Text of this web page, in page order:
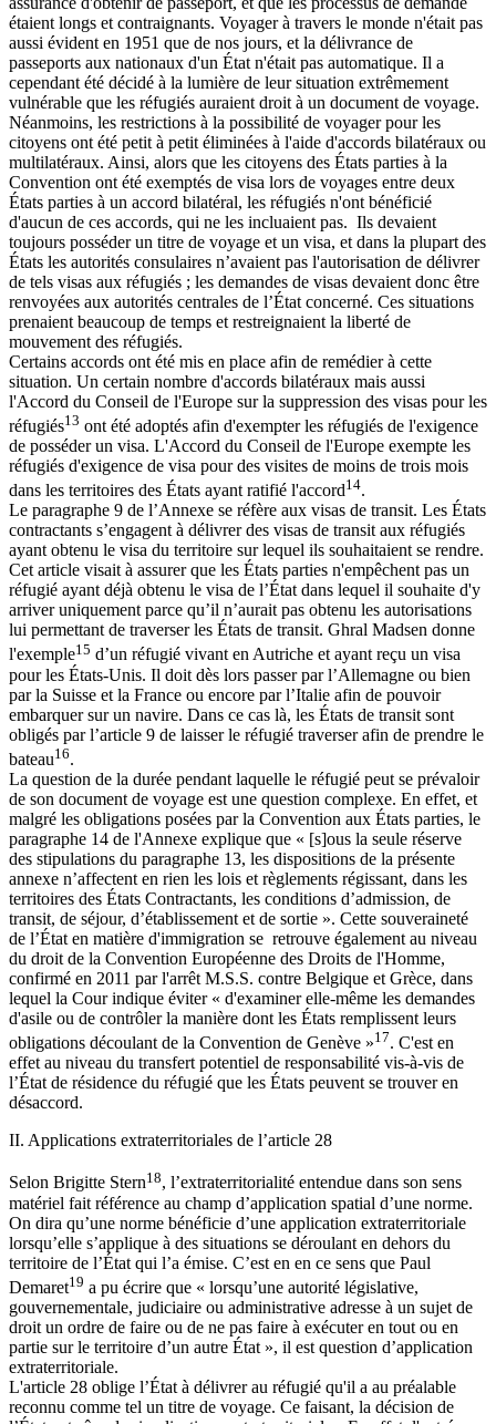
étaient longs et contraignants. Voyager à travers le monde n'était pas
aussi évident en 1951 que de nos jours, et la délivrance de
passeports aux nationaux d'un État n'était pas automatique. Il a
cependant été décidé à la lumière de leur situation extrêmement
vulnérable que les réfugiés auraient droit à un document de voyage.
Néanmoins, les restrictions à la possibilité de voyager pour les
citoyens ont été petit à petit éliminées à l'aide d'accords bilatéraux ou
multilatéraux. Ainsi, alors que les citoyens des États parties à la
Convention ont été exemptés de visa lors de voyages entre deux
États parties à un accord bilatéral, les réfugiés n'ont bénéficié
d'aucun de ces accords, qui ne les incluaient pas. Ils devaient
toujours posséder un titre de voyage et un visa, et dans la plupart des
États les autorités consulaires n’avaient pas l'autorisation de délivrer
de tels visas aux réfugiés ; les demandes de visas devaient donc être
renvoyées aux autorités centrales de l’État concerné. Ces situations
prenaient beaucoup de temps et restreignaient la liberté de
mouvement des réfugiés.
Certains accords ont été mis en place afin de remédier à cette
situation. Un certain nombre d'accords bilatéraux mais aussi
l'Accord du Conseil de l'Europe sur la suppression des visas pour les
réfugiés13 ont été adoptés afin d'exempter les réfugiés de l'exigence
de posséder un visa. L'Accord du Conseil de l'Europe exempte les
réfugiés d'exigence de visa pour des visites de moins de trois mois
dans les territoires des États ayant ratifié l'accord14.
Le paragraphe 9 de l’Annexe se réfère aux visas de transit. Les États
contractants s’engagent à délivrer des visas de transit aux réfugiés
ayant obtenu le visa du territoire sur lequel ils souhaitaient se rendre.
Cet article visait à assurer que les États parties n'empêchent pas un
réfugié ayant déjà obtenu le visa de l’État dans lequel il souhaite d'y
arriver uniquement parce qu’il n’aurait pas obtenu les autorisations
lui permettant de traverser les États de transit. Ghral Madsen donne
l'exemple15 d’un réfugié vivant en Autriche et ayant reçu un visa
pour les États-Unis. Il doit dès lors passer par l’Allemagne ou bien
par la Suisse et la France ou encore par l’Italie afin de pouvoir
embarquer sur un navire. Dans ce cas là, les États de transit sont
obligés par l’article 9 de laisser le réfugié traverser afin de prendre le
bateau16.
La question de la durée pendant laquelle le réfugié peut se prévaloir
de son document de voyage est une question complexe. En effet, et
malgré les obligations posées par la Convention aux États parties, le
paragraphe 14 de l'Annexe explique que « [s]ous la seule réserve
des stipulations du paragraphe 13, les dispositions de la présente
annexe n’affectent en rien les lois et règlements régissant, dans les
territoires des États Contractants, les conditions d’admission, de
transit, de séjour, d’établissement et de sortie ». Cette souveraineté
de l’État en matière d'immigration se retrouve également au niveau
du droit de la Convention Européenne des Droits de l'Homme,
confirmé en 2011 par l'arrêt M.S.S. contre Belgique et Grèce, dans
lequel la Cour indique éviter « d'examiner elle-même les demandes
d'asile ou de contrôler la manière dont les États remplissent leurs
obligations découlant de la Convention de Genève »17. C'est en
effet au niveau du transfert potentiel de responsabilité vis-à-vis de
l’État de résidence du réfugié que les États peuvent se trouver en
désaccord.
II. Applications extraterritoriales de l’article 28
Selon Brigitte Stern18, l’extraterritorialité entendue dans son sens
matériel fait référence au champ d’application spatial d’une norme.
On dira qu’une norme bénéficie d’une application extraterritoriale
lorsqu’elle s’applique à des situations se déroulant en dehors du
territoire de l’État qui l’a émise. C’est en en ce sens que Paul
Demaret19 a pu écrire que « lorsqu’une autorité législative,
gouvernementale, judiciaire ou administrative adresse à un sujet de
droit un ordre de faire ou de ne pas faire à exécuter en tout ou en
partie sur le territoire d’un autre État », il est question d’application
extraterritoriale.
L'article 28 oblige l’État à délivrer au réfugié qu'il a au préalable
reconnu comme tel un titre de voyage. Ce faisant, la décision de